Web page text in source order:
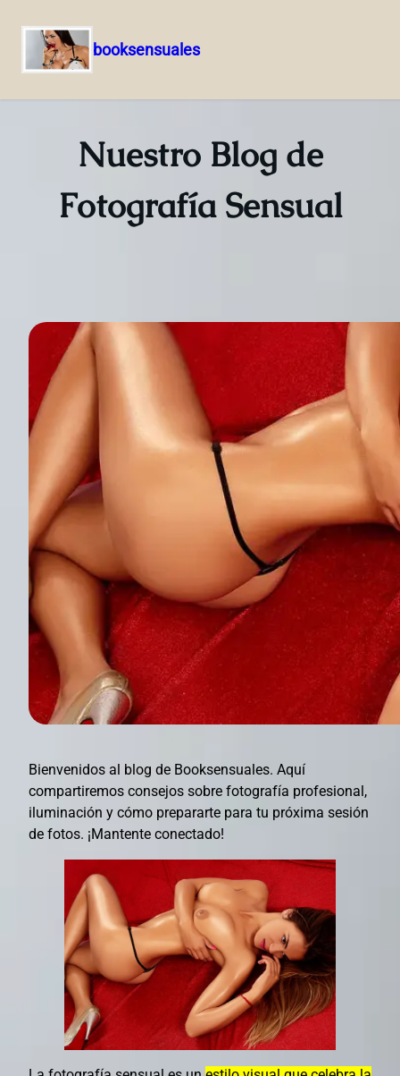
al
booksensuales
Nuestro Blog de
Fotografía Sensual
Bienvenidos al blog de Booksensuales. Aquí
compartiremos consejos sobre fotografía profesional,
iluminación y cómo prepararte para tu próxima sesión
de fotos. ¡Mantente conectado!